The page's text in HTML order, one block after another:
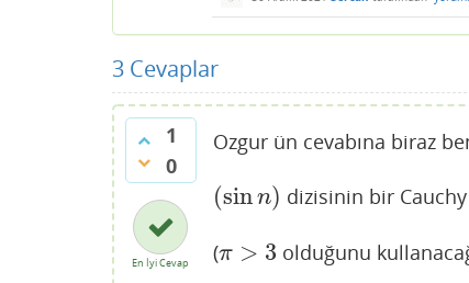
3 Cevaplar
1
0
En İyi Cevap
Ozgur ün cevabına biraz
(sinn)
(sinn) dizisinin bir
(π > 3
π>3 olduğunu